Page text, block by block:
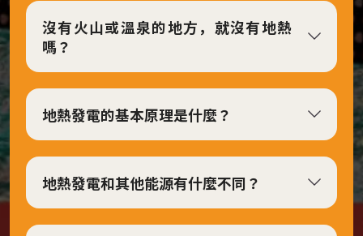
板
地
噴
發
人
類
沒有火山或溫泉的地方，就沒有地熱
嗎？
地熱發電的基本原理是什麼？
地熱發電和其他能源有什麼不同？